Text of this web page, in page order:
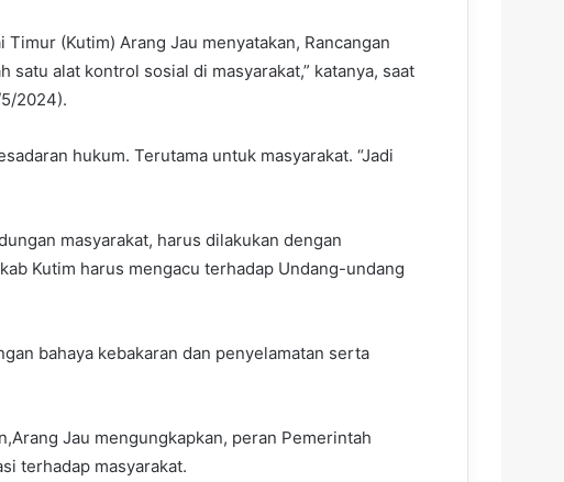
(Kutim) Arang Jau menyatakan, Rancangan
alat kontrol sosial di masyarakat,” katanya, saat
2024).
hukum. Terutama untuk masyarakat. “Jadi
masyarakat, harus dilakukan dengan
Kutim harus mengacu terhadap Undang-undang
bahaya kebakaran dan penyelamatan serta
Jau mengungkapkan, peran Pemerintah
terhadap masyarakat.